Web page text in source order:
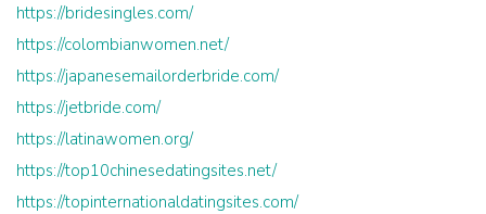
https://bridesingles.com/
https://colombianwomen.net/
https://japanesemailorderbride.com/
https://jetbride.com/
https://latinawomen.org/
https://top10chinesedatingsites.net/
https://topinternationaldatingsites.com/